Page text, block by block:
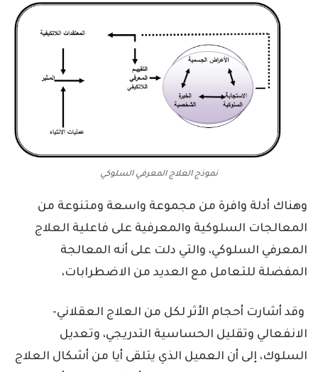
نموذج العلاج المعرفي السلوكي
وهناك أدلة وافرة من مجموعة واسعة ومتنوعة من
المعالجات السلوكية والمعرفية على فاعلية العلاج
المعرفي السلوكي، والتي دلت على أنه المعالجة
المفضلة للتعامل مع العديد من الاضطرابات،
وقد أشارت أحجام الأثر لكل من العلاج العقلاني-
الانفعالي وتقليل الحساسية التدريجي، وتعديل
السلوك، إلى أن العميل الذي يتلقى أيا من أشكال العلاج